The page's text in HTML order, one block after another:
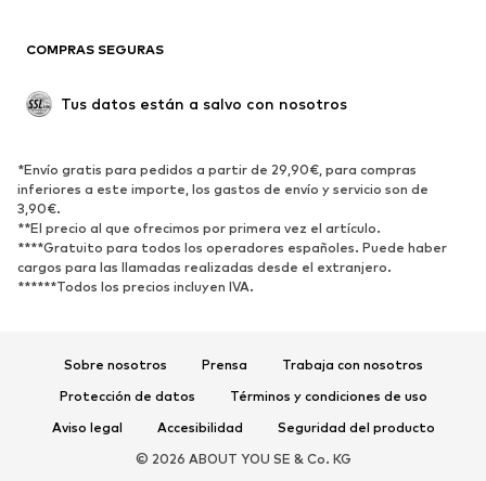
Nuevo
Tendencia
Zapatos bajos
Zapatos deportivos
Zapatos abiertos
DEPORTE
Ropa deportiva
Disciplinas deportivas
Complementos deportivos
COMPLEMENTOS
COMPRAS SEGURAS
Tus datos están a salvo con nosotros
*Envío gratis para pedidos a partir de 29,90€, para compras
inferiores a este importe, los gastos de envío y servicio son de
3,90€.
**El precio al que ofrecimos por primera vez el artículo.
****Gratuito para todos los operadores españoles. Puede haber
cargos para las llamadas realizadas desde el extranjero.
******Todos los precios incluyen IVA.
Sobre nosotros Prensa
Trabaja con nosotros
Protección de datos
Términos y condiciones de uso
Aviso legal
Accesibilidad
Seguridad del producto
© 2026 ABOUT YOU SE & Co. KG